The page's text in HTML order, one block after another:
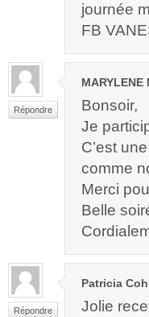
journée
FB
Répondre
MARYLENE
Bonsoir,
Je
C’est
comme
Merci
Belle
Répondre
Patricia
Jolie